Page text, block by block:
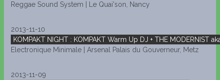
Reggae Sound System | Le Quai'son, Nancy
2013-11-10
KOMPAKT NIGHT : KOMPAKT Warm Up DJ + THE MODERNIST
Electronique Minimale | Arsenal Palais du Gouverneur, Metz
2013-11-09